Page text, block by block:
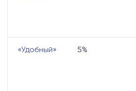
«Удобный» 5%